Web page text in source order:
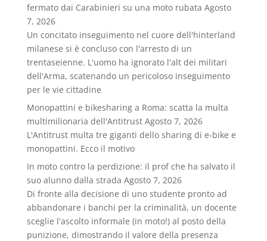
fermato dai Carabinieri su una moto rubata Agosto
7, 2026
Un concitato inseguimento nel cuore dell'hinterland
milanese si è concluso con l'arresto di un
trentaseienne. L'uomo ha ignorato l'alt dei militari
dell'Arma, scatenando un pericoloso inseguimento
per le vie cittadine
Monopattini e bikesharing a Roma: scatta la multa
multimilionaria dell'Antitrust Agosto 7, 2026
L'Antitrust multa tre giganti dello sharing di e-bike e
monopattini. Ecco il motivo
In moto contro la perdizione: il prof che ha salvato il
suo alunno dalla strada Agosto 7, 2026
Di fronte alla decisione di uno studente pronto ad
abbandonare i banchi per la criminalità, un docente
sceglie l'ascolto informale (in moto!) al posto della
punizione, dimostrando il valore della presenza